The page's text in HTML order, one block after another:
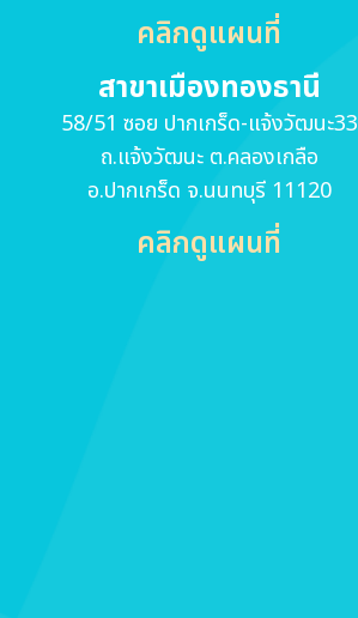
คลิกดูแผนที่
สาขาเมืองทองธานี
58/51 ซอย ปากเกร็ด-แจ้งวัฒนะ33
ถ.แจ้งวัฒนะ ต.คลองเกลือ
อ.ปากเกร็ด จ.นนทบุรี 11120
คลิกดูแผนที่